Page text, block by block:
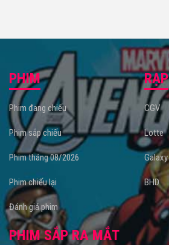
PHIM
Phim đang chiếu
Phim sắp chiếu
Phim tháng 08/2026
Phim chiếu lại
Đánh giá phim
RẠP
CGV
Lotte
Galaxy
BHD
PHIM SẮP RA MẮT